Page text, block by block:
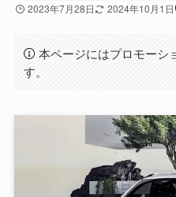
2023年7月28日 2024年10月1日
本ページにはプロモーシ
す。